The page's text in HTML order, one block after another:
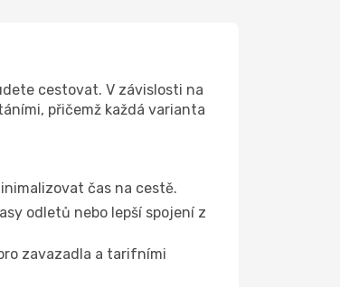
cestovat. V závislosti na
přičemž každá varianta
čas na cestě.
odletů nebo lepší spojení z
zavazadla a tarifními